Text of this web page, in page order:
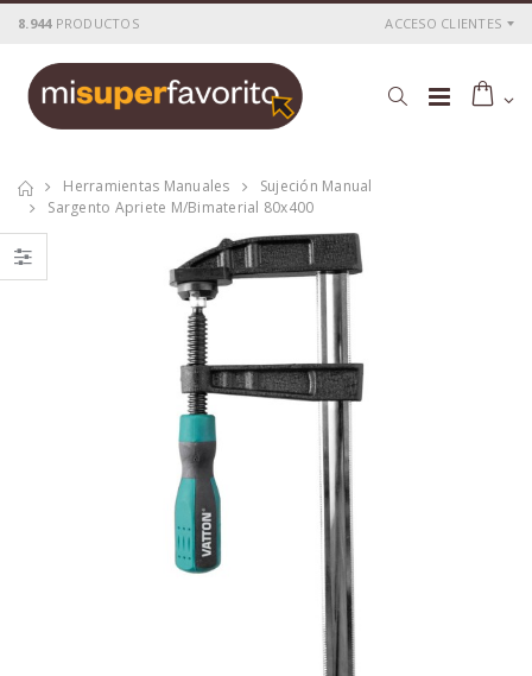
8.944 PRODUCTOS ACCESO CLIENTES
Herramientas Manuales
Sujeción Manual
Sargento Apriete M/bimaterial 80x400
perc.vatton 20v.1
bat.2.0a brush
: 109,99€
: 185,54€
Atornill.impacto
vatton 20v.1
bat.2.0ah
Precio
recio
Amoladora
115mm. vatton
20v.1 bat.2.0ah.
recio
recio